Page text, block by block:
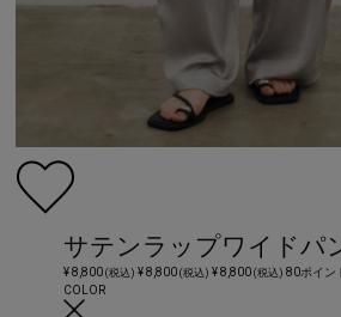
サテンラップワイドパ
¥ 8,800(税込) ¥ 8,800(税込) ¥ 8,800(税込) 80ポイン
COLOR